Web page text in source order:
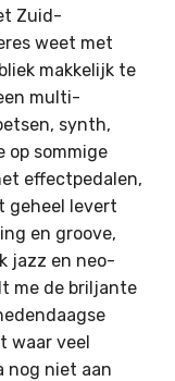
Zuid-
weet met
makkelijk te
multi-
synth,
op sommige
effectpedalen,
geheel levert
en groove,
jazz en neo-
me de briljante
waar veel
nog niet aan